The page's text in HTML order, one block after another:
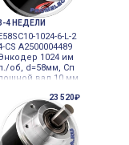
4 НЕДЕЛИ
1024-6-L-2
CS A2500004489
1024 им
об, d=58мм, Сп
лошной вал 10 мм
нтальный
23 520₽